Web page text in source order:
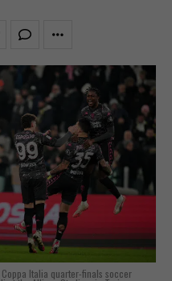
Italia quarter-finals soccer